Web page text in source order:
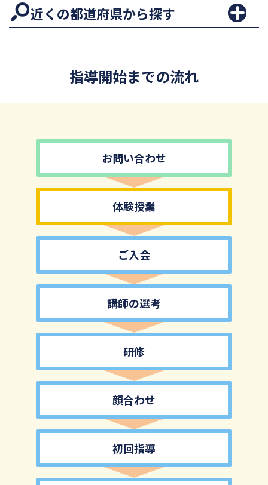
近くの都道府県から探す
指導開始までの流れ
お問い合わせ
体験授業
ご入会
講師の選考
研修
顔合わせ
初回指導